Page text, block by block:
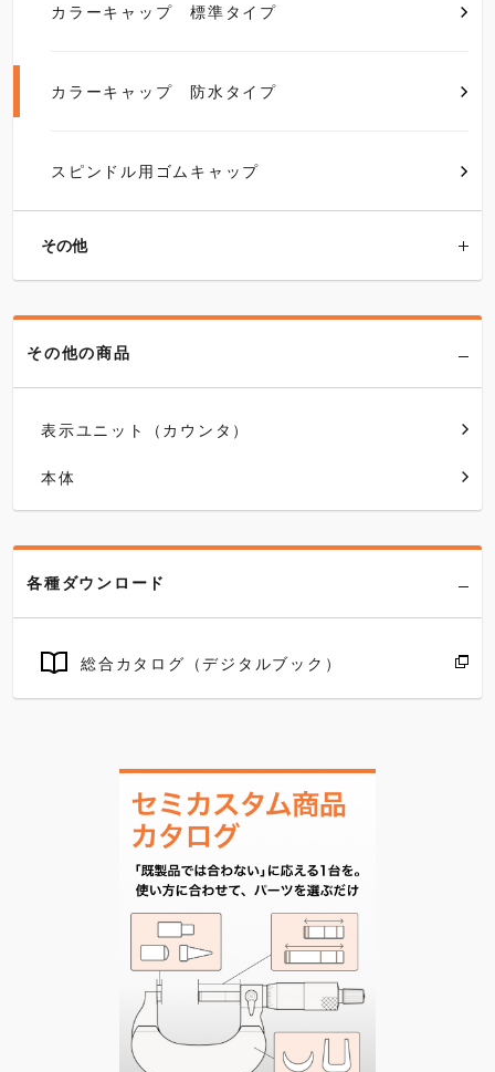
カラーキャップ 標準タイプ
カラーキャップ 防水タイプ
スピンドル用ゴムキャップ
その他
その他の商品
表示ユニット（カウンタ）
本体
各種ダウンロード
総合カタログ（デジタルブック）